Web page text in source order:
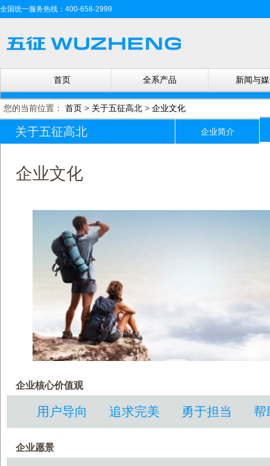
全国统一服务热线：400-658-2999
首页 全系产品 新闻与
您的当前位置： 首页 > 关于五征高北 > 企业文化
关于五征高北 企业简介
企业文化
企业核心价值观
用户导向 追求完美 勇于担当 帮
企业愿景